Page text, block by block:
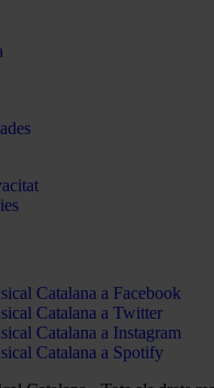
Catalana a Facebook
Catalana a Twitter
Catalana a Instagram
Catalana a Spotify